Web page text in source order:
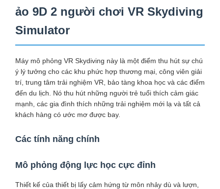
ảo 9D 2 người chơi VR Skydiving
Simulator
Máy mô phỏng VR Skydiving này là một điểm thu hút sự chú
ý lý tưởng cho các khu phức hợp thương mại, công viên giải
trí, trung tâm trải nghiệm VR, bảo tàng khoa học và các điểm
đến du lịch. Nó thu hút những người trẻ tuổi thích cảm giác
mạnh, các gia đình thích những trải nghiệm mới lạ và tất cả
khách hàng có ước mơ được bay.
Các tính năng chính
Mô phỏng động lực học cực đỉnh
Thiết kế của thiết bị lấy cảm hứng từ môn nhảy dù và lượn,